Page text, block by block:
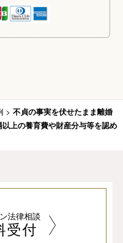
> 不貞の事実を伏せたまま離婚
上の養育費や財産分与等を認め
法律相談
受付